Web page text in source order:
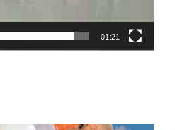
01:21